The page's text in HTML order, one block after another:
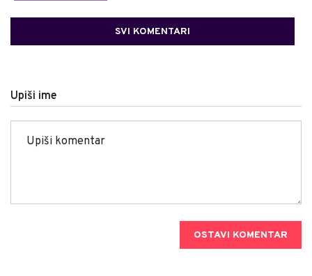
SVI KOMENTARI
Upiši ime
OSTAVI KOMENTAR